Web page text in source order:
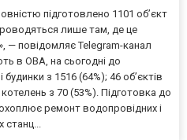
підготовлено 1101 об’єкт
лише там, де це
— повідомляє Telegram-канал
в ОВА, на сьогодні до
будинки з 1516 (64%); 46 об’єктів
з 70 (53%). Підготовка до
ремонт водопровідних і
станц...